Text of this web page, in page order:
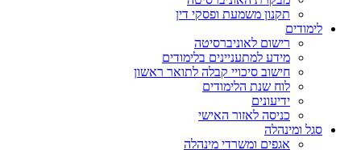
תקנון משמעת ופסקי דין
לימודים
רישום לאוניברסיטה
מידע למתעניינים בלימודים
חישוב סיכויי קבלה לתואר ראשון
לוח שנת הלימודים
ידיעונים
כניסה לאזור האישי
סגל ומינהלה
אגפים ומשרדי מינהלה